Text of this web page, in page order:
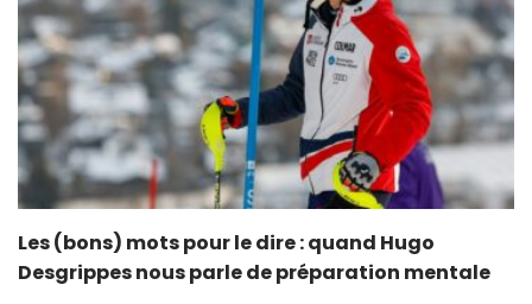
Les (bons) mots pour le dire : quand Hugo
Desgrippes nous parle de préparation mentale